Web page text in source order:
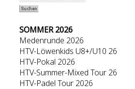
SOMMER 2026
Medenrunde 2026
HTV-Löwenkids U8+/U10 26
HTV-Pokal 2026
HTV-Summer-Mixed Tour 26
HTV-Padel Tour 2026